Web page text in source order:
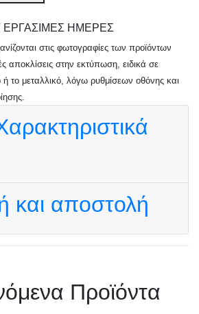
ΕΡΓΑΣΙΜΕΣ ΗΜΕΡΕΣ
στις φωτογραφίες των προϊόντων
αποκλίσεις στην εκτύπωση, ειδικά σε
το μεταλλικό, λόγω ρυθμίσεων οθόνης και
και αποστολή
Προϊόντα